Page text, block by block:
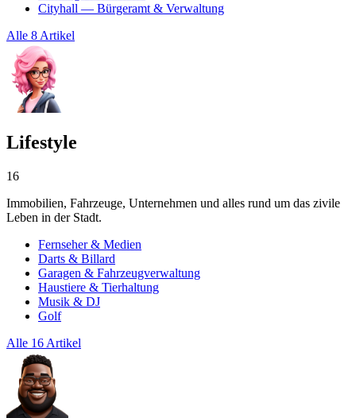
Cityhall — Bürgeramt & Verwaltung
Alle 8 Artikel
Lifestyle
16
Immobilien, Fahrzeuge, Unternehmen und alles rund um das zivile
Leben in der Stadt.
Fernseher & Medien
Darts & Billard
Garagen & Fahrzeugverwaltung
Haustiere & Tierhaltung
Musik & DJ
Golf
Alle 16 Artikel